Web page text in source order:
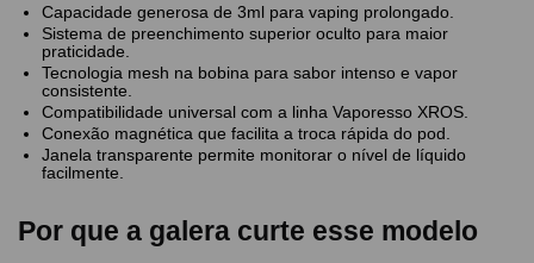
Capacidade generosa de 3ml para vaping prolongado.
Sistema de preenchimento superior oculto para maior
praticidade.
Tecnologia mesh na bobina para sabor intenso e vapor
consistente.
Compatibilidade universal com a linha Vaporesso XROS.
Conexão magnética que facilita a troca rápida do pod.
Janela transparente permite monitorar o nível de líquido
facilmente.
Por que a galera curte esse modelo